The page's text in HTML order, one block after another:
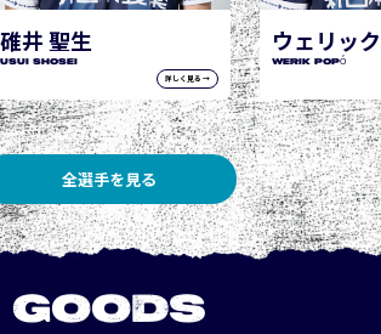
ウェリック ポポ
WERIK POPÓ
詳しく見る →
全選手を見る
GOODS